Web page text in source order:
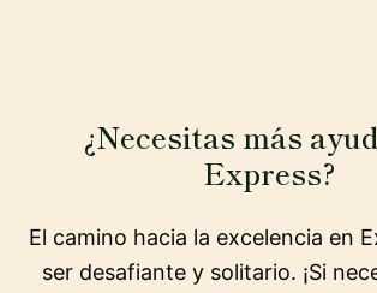
¿Necesitas más
Express?
El camino hacia la excelencia en
ser desafiante y solitario. ¡Si